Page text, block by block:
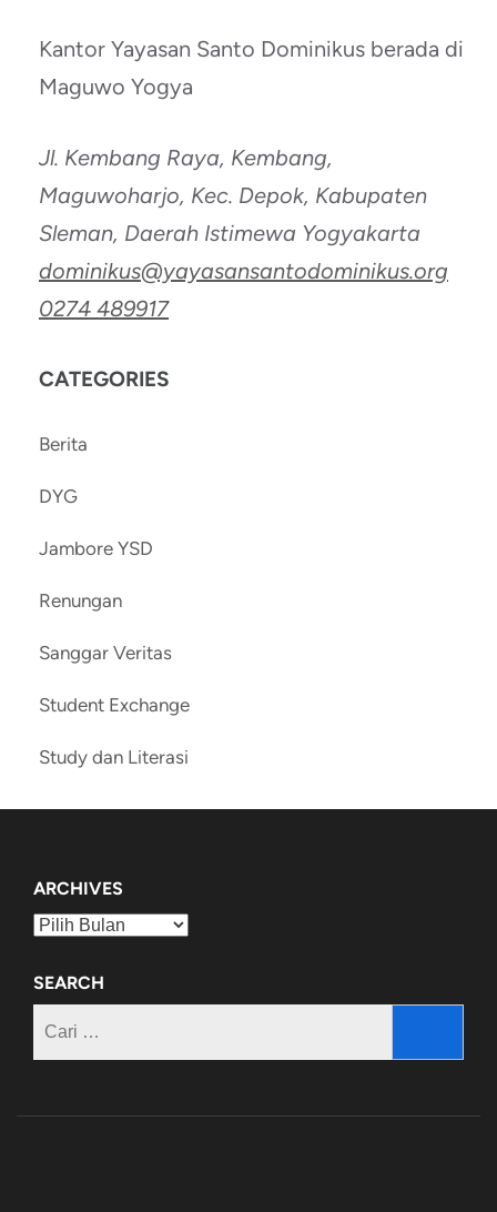
Kantor Yayasan Santo Dominikus berada di
Maguwo Yogya
Jl. Kembang Raya, Kembang,
Maguwoharjo, Kec. Depok, Kabupaten
Sleman, Daerah Istimewa Yogyakarta
dominikus@yayasansantodominikus.org
0274 489917
CATEGORIES
Berita
DYG
Jambore YSD
Renungan
Sanggar Veritas
Student Exchange
Study dan Literasi
ARCHIVES
Archives
SEARCH